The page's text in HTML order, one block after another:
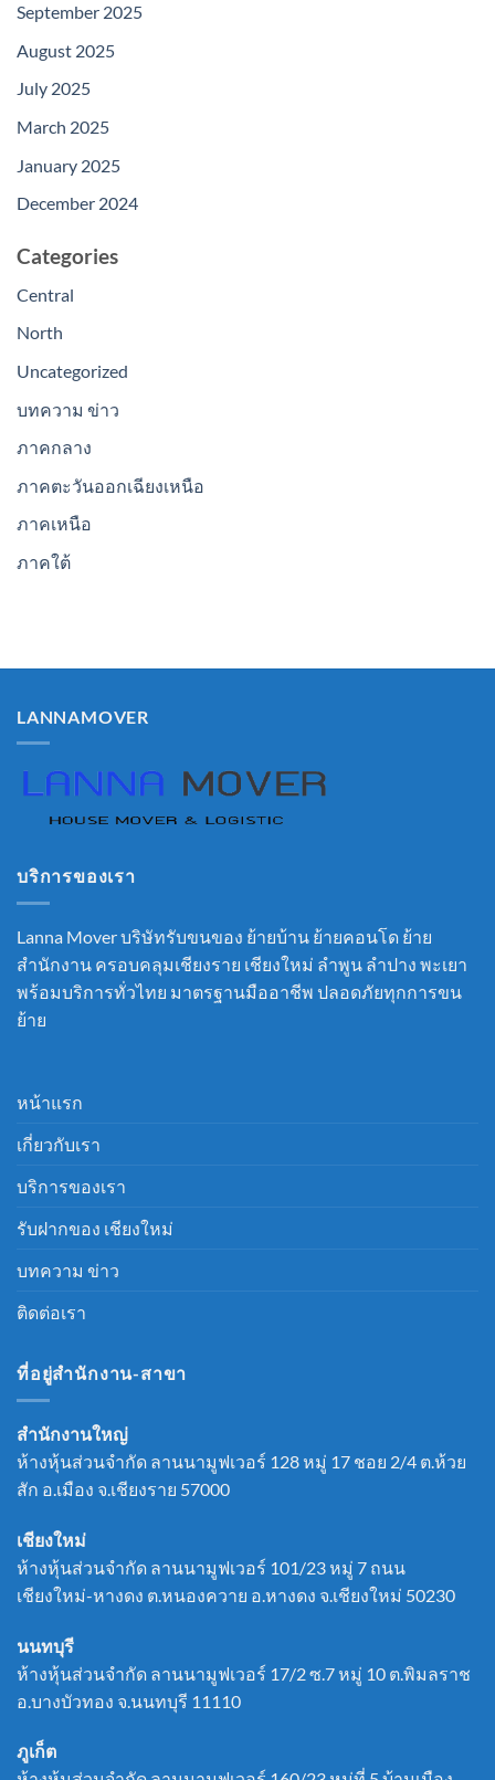
September 2025
August 2025
July 2025
March 2025
January 2025
December 2024
Categories
Central
North
Uncategorized
บทความ ข่าว
ภาคกลาง
ภาคตะวันออกเฉียงเหนือ
ภาคเหนือ
ภาคใต้
LANNAMOVER
บริการของเรา
Lanna Mover บริษัทรับขนของ ย้ายบ้าน ย้ายคอนโด ย้าย
สำนักงาน ครอบคลุมเชียงราย เชียงใหม่ ลำพูน ลำปาง พะเยา
พร้อมบริการทั่วไทย มาตรฐานมืออาชีพ ปลอดภัยทุกการขน
ย้าย
หน้าแรก
เกี่ยวกับเรา
บริการของเรา
รับฝากของ เชียงใหม่
บทความ ข่าว
ติดต่อเรา
ที่อยู่สำนักงาน-สาขา
สำนักงานใหญ่
ห้างหุ้นส่วนจำกัด ลานนามูฟเวอร์ 128 หมู่ 17 ชอย 2/4 ต.ห้วย
สัก อ.เมือง จ.เชียงราย 57000
เชียงใหม่
ห้างหุ้นส่วนจำกัด ลานนามูฟเวอร์ 101/23 หมู่ 7 ถนน
เชียงใหม่-หางดง ต.หนองควาย อ.หางดง จ.เชียงใหม่ 50230
นนทบุรี
ห้างหุ้นส่วนจำกัด ลานนามูฟเวอร์ 17/2 ซ.7 หมู่ 10 ต.พิมลราช
อ.บางบัวทอง จ.นนทบุรี 11110
ภูเก็ต